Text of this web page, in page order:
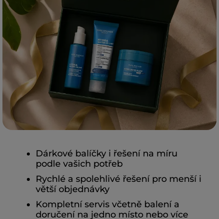
Dárkové balíčky i řešení na míru
podle vašich potřeb
Rychlé a spolehlivé řešení pro menší i
větší objednávky
Kompletní servis včetně balení a
doručení na jedno místo nebo více